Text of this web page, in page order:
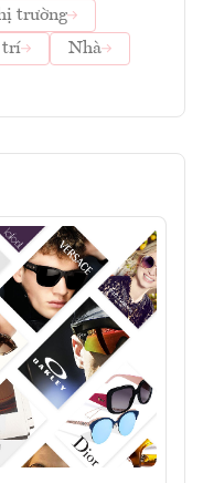
trường
trí
Nhà